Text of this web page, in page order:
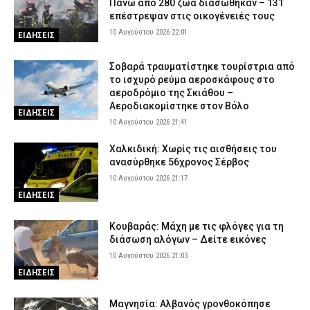
ΣΩΜΑΤΑ ΑΣΦΑΛΕΙΑΣ 10 Αυγούστου 2026 15:01
Έβρος: Σε Αστυνομικούς Υποδιευθυντές προήχθησαν πέντε
ΣΩΜΑΤΑ ΑΣΦΑΛΕΙΑΣ 10 Αυγούστου 2026 14:48
Βόλος: Συνοδός ασθενή κατήγγειλε ξυλοδαρμό από γιατρό στο
νοσοκομείο – «Με χτύπησε με μανία»
10 Αυγούστου 2026 14:36
ΕΙΔΗΣΕΙΣ
Πάνω από 280 ζώα διασώθηκαν – 131
επέστρεψαν στις οικογένειές τους
10 Αυγούστου 2026 22:01
ΕΙΔΗΣΕΙΣ
Σοβαρά τραυματίστηκε τουρίστρια από
το ισχυρό ρεύμα αεροσκάφους στο
αεροδρόμιο της Σκιάθου –
Αεροδιακομίστηκε στον Βόλο
10 Αυγούστου 2026 21:41
ΕΙΔΗΣΕΙΣ
Χαλκιδική: Χωρίς τις αισθήσεις του
ανασύρθηκε 56χρονος Σέρβος
10 Αυγούστου 2026 21:17
ΕΙΔΗΣΕΙΣ
Κουβαράς: Μάχη με τις φλόγες για τη
διάσωση αλόγων – Δείτε εικόνες
10 Αυγούστου 2026 21:03
Μαγνησία: Αλβανός γρονθοκόπησε